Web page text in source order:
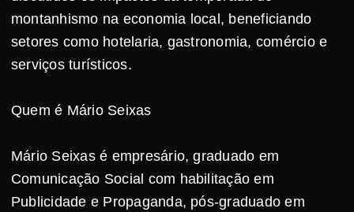
montanhismo na economia local, beneficiando
setores como hotelaria, gastronomia, comércio e
serviços turísticos.
Quem é Mário Seixas
Mário Seixas é empresário, graduado em
Comunicação Social com habilitação em
Publicidade e Propaganda, pós-graduado em